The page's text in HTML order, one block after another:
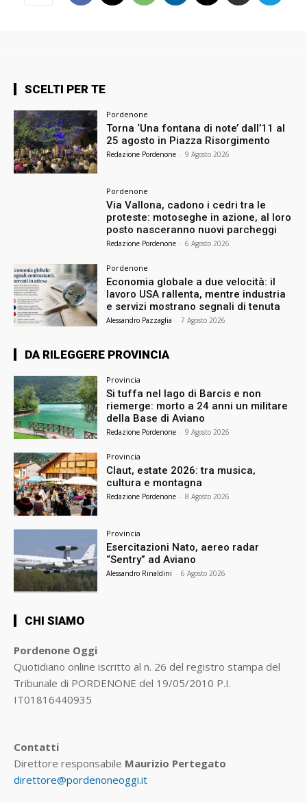
SCELTI PER TE
Pordenone
Torna ‘Una fontana di note’ dall’11 al
25 agosto in Piazza Risorgimento
Redazione Pordenone - 9 Agosto 2026
Pordenone
Via Vallona, cadono i cedri tra le
proteste: motoseghe in azione, al loro
posto nasceranno nuovi parcheggi
Redazione Pordenone - 6 Agosto 2026
Pordenone
Economia globale a due velocità: il
lavoro USA rallenta, mentre industria
e servizi mostrano segnali di tenuta
Alessandro Pazzaglia - 7 Agosto 2026
DA RILEGGERE PROVINCIA
Provincia
Si tuffa nel lago di Barcis e non
riemerge: morto a 24 anni un militare
della Base di Aviano
Redazione Pordenone - 9 Agosto 2026
Provincia
Claut, estate 2026: tra musica,
cultura e montagna
Redazione Pordenone - 8 Agosto 2026
Provincia
Esercitazioni Nato, aereo radar
“Sentry” ad Aviano
Alessandro Rinaldini - 6 Agosto 2026
CHI SIAMO
Pordenone Oggi
Quotidiano online iscritto al n. 26 del registro stampa del
Tribunale di PORDENONE del 19/05/2010 P.I.
IT01816440935
Contatti
Direttore responsabile Maurizio Pertegato
direttore@pordenoneoggi.it